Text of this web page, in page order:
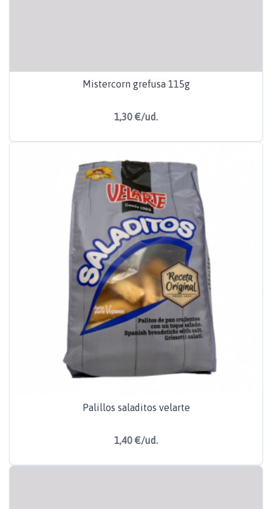
Mistercorn grefusa 115g
1,30 €/ud.
Palillos saladitos velarte
1,40 €/ud.